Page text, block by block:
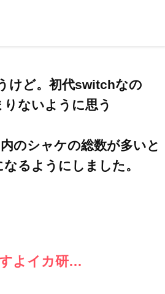
けど。初代switchなの
ないように思う
のシャケの総数が多いと
るようにしました。
よイカ研…